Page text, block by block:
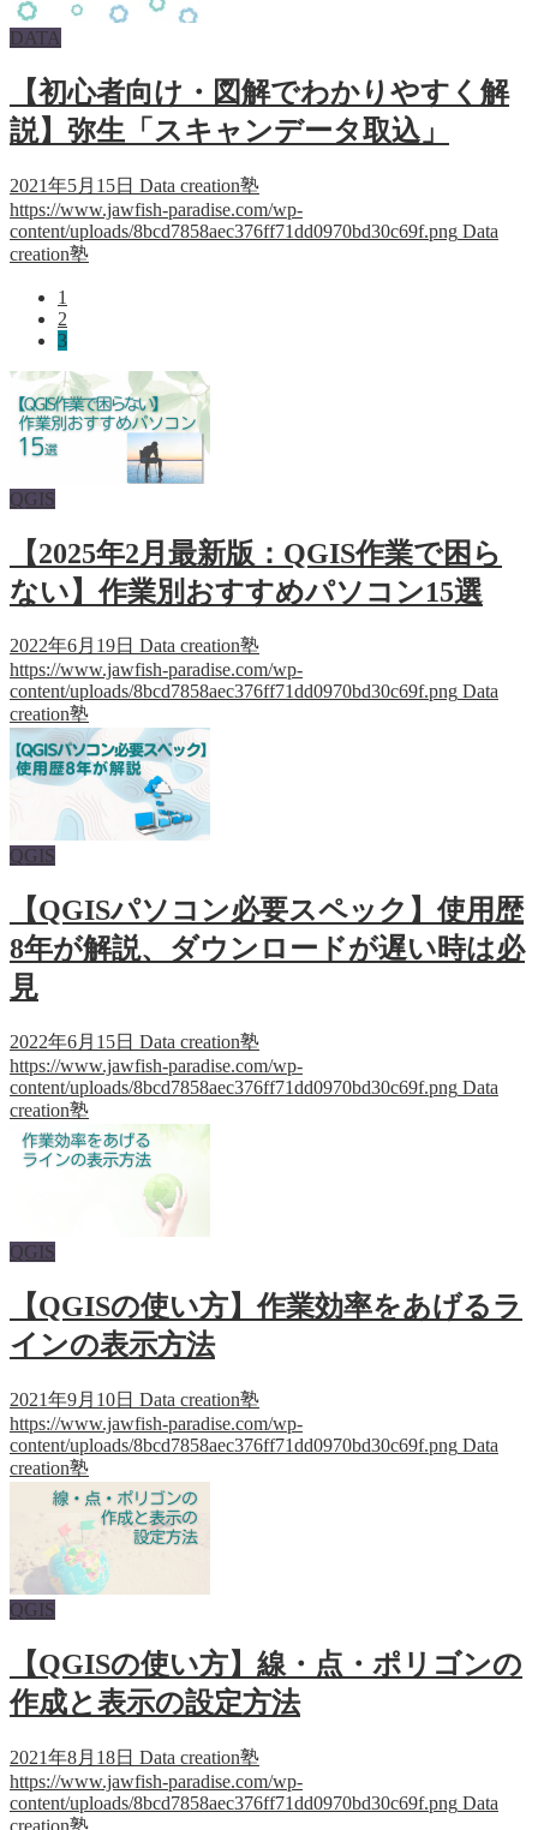
DATA
【初心者向け・図解でわかりやすく解
説】弥生「スキャンデータ取込」
2021年5月15日 Data creation塾
https://www.jawfish-paradise.com/wp-
content/uploads/8bcd7858aec376ff71dd0970bd30c69f.png Data
creation塾
1
2
3
QGIS
【2025年2月最新版：QGIS作業で困ら
ない】作業別おすすめパソコン15選
2022年6月19日 Data creation塾
https://www.jawfish-paradise.com/wp-
content/uploads/8bcd7858aec376ff71dd0970bd30c69f.png Data
creation塾
QGIS
【QGISパソコン必要スペック】使用歴
8年が解説、ダウンロードが遅い時は必
見
2022年6月15日 Data creation塾
https://www.jawfish-paradise.com/wp-
content/uploads/8bcd7858aec376ff71dd0970bd30c69f.png Data
creation塾
QGIS
【QGISの使い方】作業効率をあげるラ
インの表示方法
2021年9月10日 Data creation塾
https://www.jawfish-paradise.com/wp-
content/uploads/8bcd7858aec376ff71dd0970bd30c69f.png Data
creation塾
QGIS
【QGISの使い方】線・点・ポリゴンの
作成と表示の設定方法
2021年8月18日 Data creation塾
https://www.jawfish-paradise.com/wp-
content/uploads/8bcd7858aec376ff71dd0970bd30c69f.png Data
creation塾